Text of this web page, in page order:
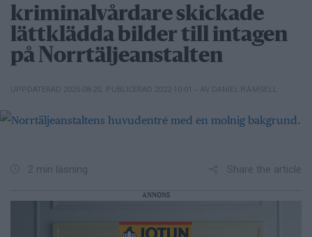
kriminalvårdare skickade
lättklädda bilder till intagen
på Norrtäljeanstalten
UPPDATERAD 2025-08-20 PUBLICERAD 2022-10-01 – AV DANIEL RÄMSELL
2 min läsning Share the article
ANNONS